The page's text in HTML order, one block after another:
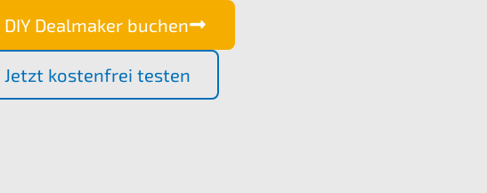
DIY Dealmaker buchen
Jetzt kostenfrei testen